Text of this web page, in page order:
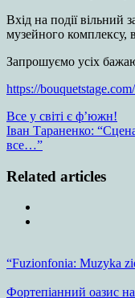
Вхід на події вільний
музейного комплексу,
Запрошуємо усіх
https://
Все у світі є ф’южн!
Іван Тараненко:
все…”
Related articles
“Fuzionfonia: Muzyka
Фортепіанний оазис